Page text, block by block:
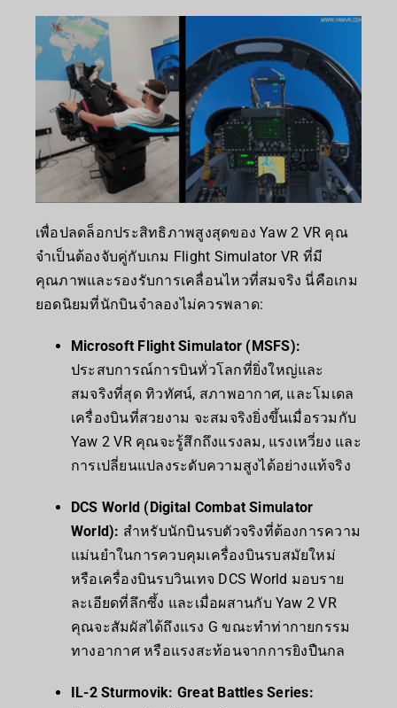
เพื่อปลดล็อกประสิทธิภาพสูงสุดของ Yaw 2 VR คุณ
จำเป็นต้องจับคู่กับเกม Flight Simulator VR ที่มี
คุณภาพและรองรับการเคลื่อนไหวที่สมจริง นี่คือเกม
ยอดนิยมที่นักบินจำลองไม่ควรพลาด:
Microsoft Flight Simulator (MSFS):
ประสบการณ์การบินทั่วโลกที่ยิ่งใหญ่และ
สมจริงที่สุด ทิวทัศน์, สภาพอากาศ, และโมเดล
เครื่องบินที่สวยงาม จะสมจริงยิ่งขึ้นเมื่อรวมกับ
Yaw 2 VR คุณจะรู้สึกถึงแรงลม, แรงเหวี่ยง และ
การเปลี่ยนแปลงระดับความสูงได้อย่างแท้จริง
DCS World (Digital Combat Simulator
World): สำหรับนักบินรบตัวจริงที่ต้องการความ
แม่นยำในการควบคุมเครื่องบินรบสมัยใหม่
หรือเครื่องบินรบวินเทจ DCS World มอบราย
ละเอียดที่ลึกซึ้ง และเมื่อผสานกับ Yaw 2 VR
คุณจะสัมผัสได้ถึงแรง G ขณะทำท่ากายกรรม
ทางอากาศ หรือแรงสะท้อนจากการยิงปืนกล
IL-2 Sturmovik: Great Battles Series: